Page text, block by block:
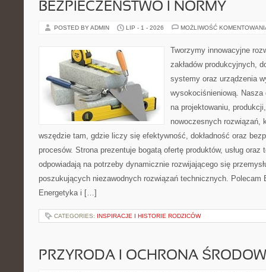
BEZPIECZEŃSTWO I NORMY
POSTED BY ADMIN LIP - 1 - 2026 MOŻLIWOŚĆ
Tworzymy innowacyjne
zakładów produkcyjnych,
systemy oraz urządzenia
wysokociśnieniową. Nasza
na projektowaniu,
nowoczesnych rozwiązań,
wszędzie tam, gdzie liczy się efektywność, dokładność oraz
procesów. Strona prezentuje bogatą ofertę produktów, usług oraz
odpowiadają na potrzeby dynamicznie rozwijającego się
poszukujących niezawodnych rozwiązań technicznych. Polecam
Energetyka i […]
CATEGORIES: INSPIRACJE I HISTORIE RODZICÓW
PRZYRODA I OCHRONA